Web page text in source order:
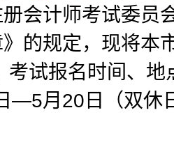
会计师考试委员
的规定，现将本
试报名时间、
—5月20日（双休